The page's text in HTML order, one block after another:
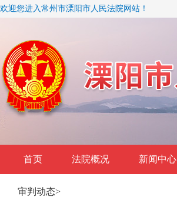
欢迎您进入常州市溧阳市人民法院网站！
首页 法院概况 新闻中心
审判动态>